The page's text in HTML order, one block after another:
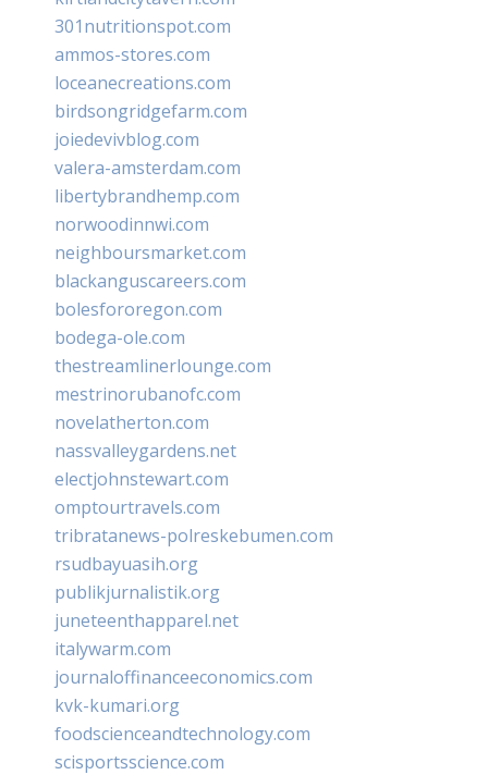
301nutritionspot.com
ammos-stores.com
loceanecreations.com
birdsongridgefarm.com
joiedevivblog.com
valera-amsterdam.com
libertybrandhemp.com
norwoodinnwi.com
neighboursmarket.com
blackanguscareers.com
bolesfororegon.com
bodega-ole.com
thestreamlinerlounge.com
mestrinorubanofc.com
novelatherton.com
nassvalleygardens.net
electjohnstewart.com
omptourtravels.com
tribratanews-polreskebumen.com
rsudbayuasih.org
publikjurnalistik.org
juneteenthapparel.net
italywarm.com
journaloffinanceeconomics.com
kvk-kumari.org
foodscienceandtechnology.com
scisportsscience.com